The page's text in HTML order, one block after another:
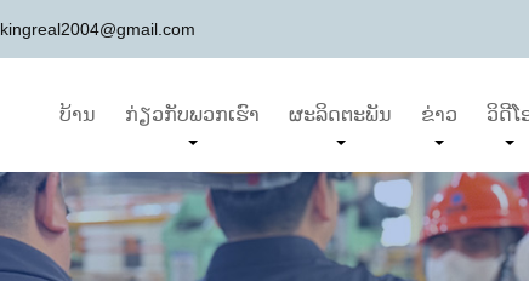
kingreal2004@gmail.com
ບ້ານ ກ່ຽວກັບພວກເຮົາ ຜະລິດຕະພັນ ຂ່າວ ວິດີໂ